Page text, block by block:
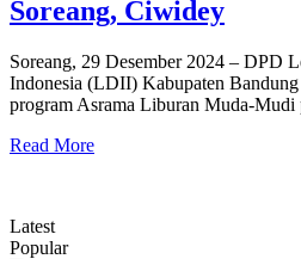
Soreang, Ciwidey
Soreang, 29 Desember 2024 – DPD
Indonesia (LDII) Kabupaten
program Asrama Liburan Muda-Mudi
Read More
Latest
Popular